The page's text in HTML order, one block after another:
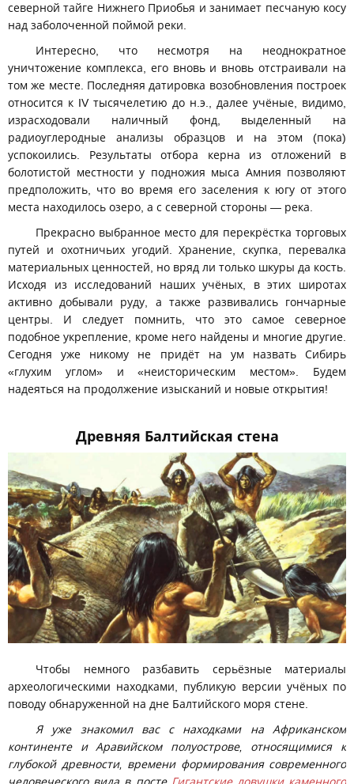
северной тайге Нижнего Приобья и занимает песчаную косу
над заболоченной поймой реки.
Интересно, что несмотря на неоднократное
уничтожение комплекса, его вновь и вновь отстраивали на
том же месте. Последняя датировка возобновления построек
относится к IV тысячелетию до н.э., далее учёные, видимо,
израсходовали наличный фонд, выделенный на
радиоуглеродные анализы образцов и на этом (пока)
успокоились. Результаты отбора керна из отложений в
болотистой местности у подножия мыса Амния позволяют
предположить, что во время его заселения к югу от этого
места находилось озеро, а с северной стороны — река.
Прекрасно выбранное место для перекрёстка торговых
путей и охотничьих угодий. Хранение, скупка, перевалка
материальных ценностей, но вряд ли только шкуры да кость.
Исходя из исследований наших учёных, в этих широтах
активно добывали руду, а также развивались гончарные
центры. И следует помнить, что это самое северное
подобное укрепление, кроме него найдены и многие другие.
Сегодня уже никому не придёт на ум назвать Сибирь
«глухим углом» и «неисторическим местом». Будем
надеяться на продолжение изысканий и новые открытия!
Древняя Балтийская стена
Чтобы немного разбавить серьёзные материалы
археологическими находками, публикую версии учёных по
поводу обнаруженной на дне Балтийского моря стене.
Я уже знакомил вас с находками на Африканском
континенте и Аравийском полуострове, относящимися к
глубокой древности, времени формирования современного
человеческого вида в посте Гигантские ловушки каменного